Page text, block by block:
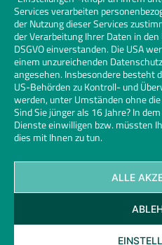
Services verarbeiten
der Nutzung dieser Services
der Verarbeitung Ihrer Daten in
DSGVO einverstanden. Die USA
einem unzureichenden
angesehen. Insbesondere besteht
US-Behörden zu Kontroll- und
werden, unter Umständen ohne
Sind Sie jünger als 16 Jahre? In
Dienste einwilligen bzw. müssten
dies mit Ihnen zu tun.
ALLE
Kontakt Datenschutz
© 2026 Bundesinnungsverband